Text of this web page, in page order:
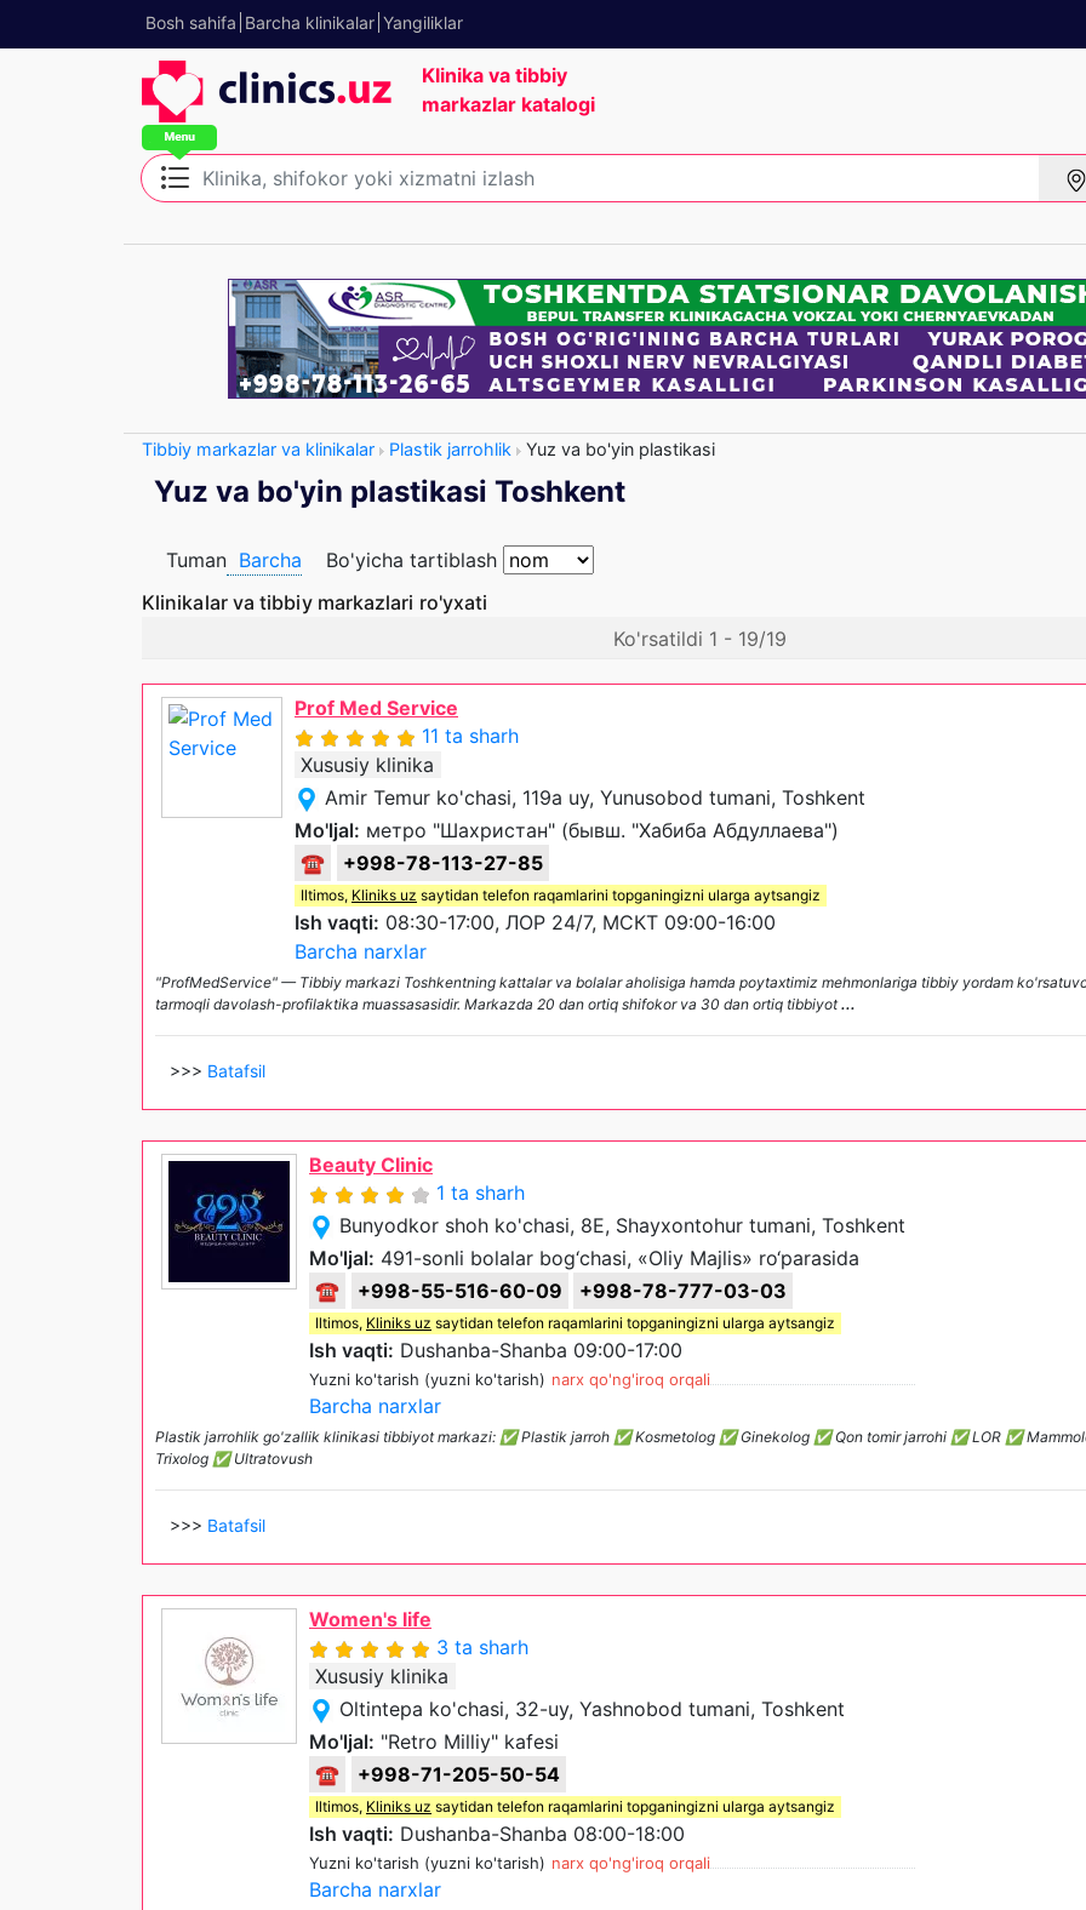
Bosh sahifa Barcha klinikalar Yangiliklar
Klinika va tibbiy
markazlar katalogi
Tibbiy markazlar va klinikalar Plastik jarrohlik Yuz va bo'yin plastikasi
Yuz va bo'yin plastikasi Toshkent
Tuman Barcha
Bo'yicha tartiblash
Klinikalar va tibbiy markazlari ro'yxati
Ko'rsatildi 1 - 19/19
Prof Med Service
11 ta sharh
Xususiy klinika
Amir Temur ko'chasi, 119a uy, Yunusobod tumani, Toshkent
Mo'ljal: метро "Шахристан" (бывш. "Хабиба Абдуллаева")
☎
+998-78-113-27-85
Iltimos, Kliniks uz saytidan telefon raqamlarini topganingizni ularga aytsangiz
Ish vaqti: 08:30-17:00, ЛОР 24/7, МСКТ 09:00-16:00
Barcha narxlar
"ProfMedService" — Tibbiy markazi Toshkentning kattalar va bolalar aholisiga hamda poytaxtimiz mehmonlariga tibbiy yordam
tarmoqli davolash-profilaktika muassasasidir. Markazda 20 dan ortiq shifokor va 30 dan ortiq tibbiyot...
>>> Batafsil
Beauty Clinic
1 ta sharh
Bunyodkor shoh ko'chasi, 8E, Shayxontohur tumani, Toshkent
Mo'ljal: 491-sonli bolalar bog‘chasi, «Oliy Majlis» ro‘parasida
☎
+998-55-516-60-09 +998-78-777-03-03
Iltimos, Kliniks uz saytidan telefon raqamlarini topganingizni ularga aytsangiz
Ish vaqti: Dushanba-Shanba 09:00-17:00
Yuzni ko'tarish (yuzni ko'tarish) narx qo'ng'iroq orqali
Barcha narxlar
Plastik jarrohlik go'zallik klinikasi tibbiyot markazi: ✅ Plastik jarroh ✅ Kosmetolog ✅ Ginekolog ✅ Qon tomir jarrohi ✅ LOR ✅
Trixolog ✅ Ultratovush
>>> Batafsil
Women's life
3 ta sharh
Xususiy klinika
Oltintepa ko'chasi, 32-uy, Yashnobod tumani, Toshkent
Mo'ljal: "Retro Milliy" kafesi
☎
+998-71-205-50-54
Iltimos, Kliniks uz saytidan telefon raqamlarini topganingizni ularga aytsangiz
Ish vaqti: Dushanba-Shanba 08:00-18:00
Yuzni ko'tarish (yuzni ko'tarish) narx qo'ng'iroq orqali
Barcha narxlar